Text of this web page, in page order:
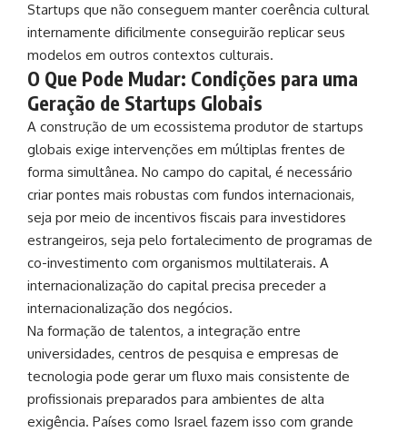
Startups que não conseguem manter coerência cultural
internamente dificilmente conseguirão replicar seus
modelos em outros contextos culturais.
O Que Pode Mudar: Condições para uma
Geração de Startups Globais
A construção de um ecossistema produtor de startups
globais exige intervenções em múltiplas frentes de
forma simultânea. No campo do capital, é necessário
criar pontes mais robustas com fundos internacionais,
seja por meio de incentivos fiscais para investidores
estrangeiros, seja pelo fortalecimento de programas de
co-investimento com organismos multilaterais. A
internacionalização do capital precisa preceder a
internacionalização dos negócios.
Na formação de talentos, a integração entre
universidades, centros de pesquisa e empresas de
tecnologia pode gerar um fluxo mais consistente de
profissionais preparados para ambientes de alta
exigência. Países como Israel fazem isso com grande